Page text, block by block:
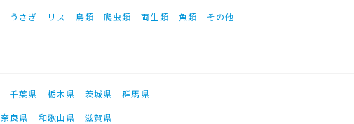
うさぎ リス 鳥類 爬虫類 両生類 魚類 その他
千葉県 栃木県 茨城県
群馬県
奈良県 和歌山県
滋賀県